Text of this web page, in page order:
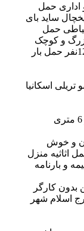
حمل
بای
حمل
کوچک
حمل میز ناهارخوری 12نفر حمل بار
اسکانیا
خوش
منزل
کارگر
شهر